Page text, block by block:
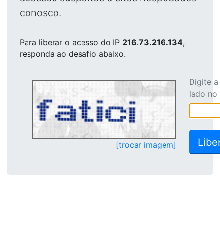
conosco.
Para liberar o acesso do IP 216.73.216.134,
responda ao desafio abaixo.
[trocar imagem]
Digite
lado no